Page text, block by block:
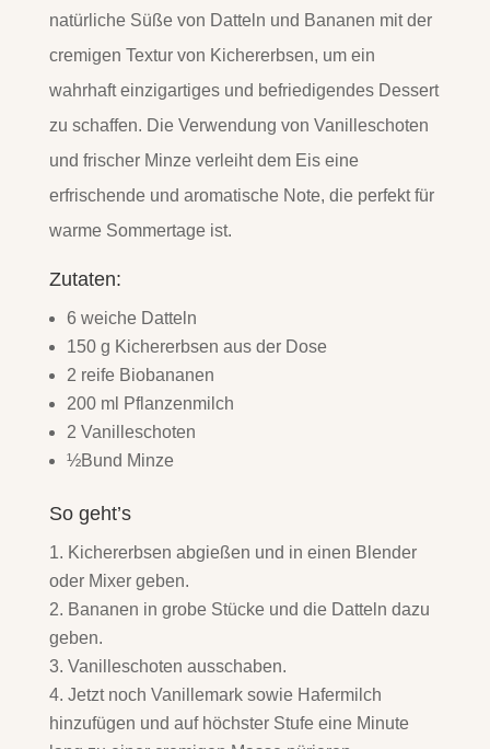
natürliche Süße von Datteln und Bananen mit der
cremigen Textur von Kichererbsen, um ein
wahrhaft einzigartiges und befriedigendes Dessert
zu schaffen. Die Verwendung von Vanilleschoten
und frischer Minze verleiht dem Eis eine
erfrischende und aromatische Note, die perfekt für
warme Sommertage ist.
Zutaten:
6 weiche Datteln
150 g Kichererbsen aus der Dose
2 reife Biobananen
200 ml Pflanzenmilch
2 Vanilleschoten
½Bund Minze
So geht’s
Kichererbsen abgießen und in einen Blender
oder Mixer geben.
Bananen in grobe Stücke und die Datteln dazu
geben.
Vanilleschoten ausschaben.
Jetzt noch Vanillemark sowie Hafermilch
hinzufügen und auf höchster Stufe eine Minute